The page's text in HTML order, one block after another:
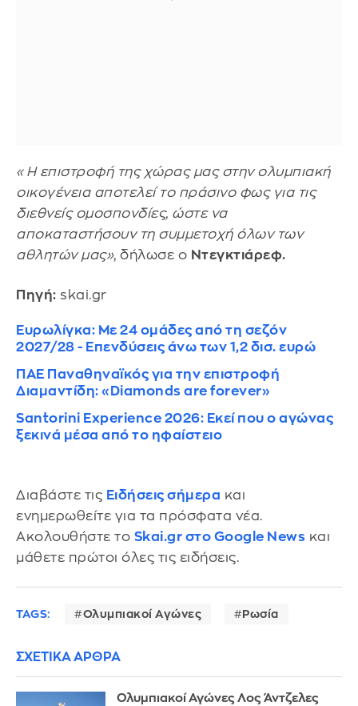
«Η επιστροφή της χώρας μας στην ολυμπιακή
οικογένεια αποτελεί το πράσινο φως για τις
διεθνείς ομοσπονδίες, ώστε να
αποκαταστήσουν τη συμμετοχή όλων των
αθλητών μας», δήλωσε ο Ντεγκτιάρεφ.
Πηγή: skai.gr
Ευρωλίγκα: Με 24 ομάδες από τη σεζόν
2027/28 - Επενδύσεις άνω των 1,2 δισ. ευρώ
ΠΑΕ Παναθηναϊκός για την επιστροφή
Διαμαντίδη: «Diamonds are forever»
Santorini Experience 2026: Εκεί που ο αγώνας
ξεκινά μέσα από το ηφαίστειο
Διαβάστε τις Ειδήσεις σήμερα και
ενημερωθείτε για τα πρόσφατα νέα.
Ακολουθήστε το Skai.gr στο Google News και
μάθετε πρώτοι όλες τις ειδήσεις.
TAGS: Ολυμπιακοί Αγώνες Ρωσία
ΣΧΕΤΙΚΑ ΑΡΘΡΑ
Ολυμπιακοί Αγώνες Λος Άντζελες